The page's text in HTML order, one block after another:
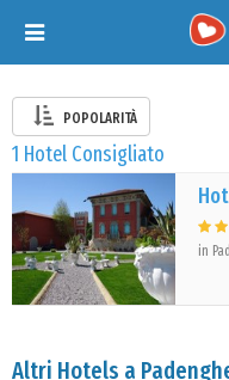
Toggle
navigation
POPOLARITÀ
1 Hotel Consigliato
in
Altri Hotels a